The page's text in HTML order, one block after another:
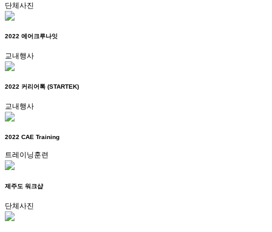
단체사진
2022 에어크루나잇
교내행사
2022 커리어톡 (STARTEK)
교내행사
2022 CAE Training
트레이닝훈련
제주도 워크샵
단체사진